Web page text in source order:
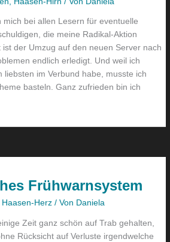
mich bei allen Lesern für eventuelle
die meine Radikal-Aktion
der Umzug auf den neuen Server nach
endlich erledigt. Und weil ich
liebsten im Verbund habe, musste ich
basteln. Ganz zufrieden bin ich
Frühwarnsystem
Haasen-Herz / Von Daniela
Zeit ganz schön auf Trab gehalten,
Rücksicht auf Verluste irgendwelche